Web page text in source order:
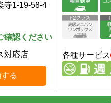
寺1-19-58-4
確認ください
対応店
る
各種サービス